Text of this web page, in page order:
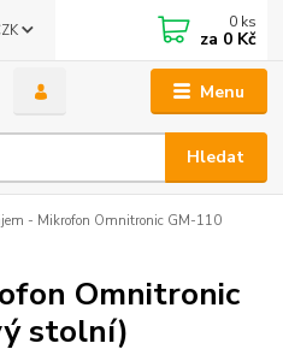
Menu
Hledat
0 ks
za 0 Kč
- Mikrofon Omnitronic GM-110
Omnitronic
stolní)